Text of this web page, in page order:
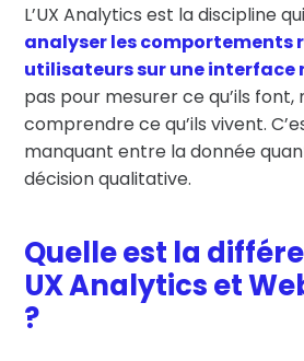
L’UX Analytics est la discipline
analyser les comportements
utilisateurs sur une interface
pas pour mesurer ce qu’ils font,
comprendre ce qu’ils vivent.
manquant entre la donnée
décision qualitative.
Quelle est la
UX Analytics et
?